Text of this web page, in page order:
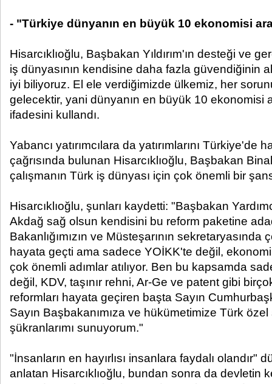
- "Türkiye dünyanın en büyük 10 ekonomisi
Hisarcıklıoğlu, Başbakan Yıldırım'ın desteği ve
iş dünyasının kendisine daha fazla güvendiğinin
iyi biliyoruz. El ele verdiğimizde ülkemiz, her
gelecektir, yani dünyanın en büyük 10 ekonomisi
ifadesini kullandı.
Yabancı yatırımcılara da yatırımlarını Türkiye'de
çağrısında bulunan Hisarcıklıoğlu, Başbakan Binali
çalışmanın Türk iş dünyası için çok önemli bir
Hisarcıklıoğlu, şunları kaydetti: "Başbakan
Akdağ sağ olsun kendisini bu reform paketine
Bakanlığımızın ve Müsteşarının
hayata geçti ama sadece YOİKK'te değil,
çok önemli adımlar atılıyor. Ben bu kapsamda
değil, KDV, taşınır rehni, Ar-Ge ve patent gibi
reformları hayata geçiren başta Sayın
Sayın Başbakanımıza ve hükümetimize Türk özel
şükranlarımı sunuyorum."
"İnsanların en hayırlısı insanlara faydalı olandır"
anlatan Hisarcıklıoğlu, bundan sonra da devletin